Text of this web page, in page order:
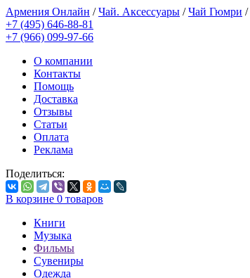
Армения Онлайн /Чай. Аксессуары /Чай Гюмри /
+7 (495) 646-88-81
+7 (966) 099-97-66
О компании
Контакты
Помощь
Доставка
Отзывы
Статьи
Оплата
Реклама
Поделиться:
В корзине 0 товаров
Книги
Музыка
Фильмы
Сувениры
Одежда